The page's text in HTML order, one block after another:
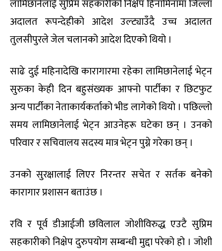
लामिछानेलाई सुप्रिम सहकारीको निक्षेप हिनामिनामा जिल्ला
अदालत रूपन्देहीको आदेश उल्ट्याउँदै उच्च अदालत
तुलसीपुरले जेल चलानको आदेश दिएको थियो ।
साढे दुई महिनादेखि कारागारमा रहेका लामिछानेलाई भेट्न
सुरुका केही दिन बहुसंख्यक आफ्नो पार्टीका र छिटफुट
अन्य पार्टीका नेताकार्यकर्ताको भीड लागेको थियो । पछिल्लो
समय लामिछानेलाई भेट्न आउनेहरू घटेका छन् । उनको
परिवार र सचिवालय सदस्य मात्र भेट्न पुग्ने गरेका छन् ।
उनको सुरक्षालाई लिएर निरन्तर सचेत र सर्तक बनेको
कारागार प्रशासन बताउंछ ।
रवि र पूर्व डीआईजी छविलाल जोशीविरुद्ध एउटै सुप्रिम
सहकारीको निक्षेप दुरुपयोग सम्बन्धी मुद्दा परेको हो । जोशी